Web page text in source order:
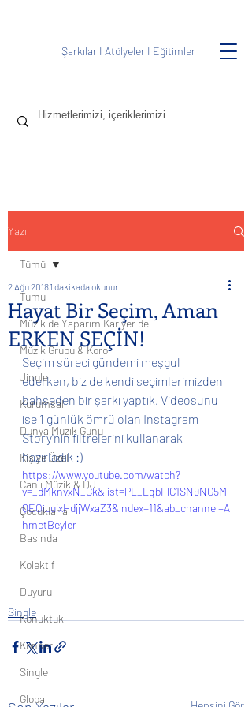
Şarkılar I Atölyeler I Eğitimler
Yazı
Tümü
Müzik de Yaparım Kariyer de
Müzik Grubu & Koro
Jingle
Kurumsal
Dünya Müzik Günü
Kişiye Özel
Canlı Müzik & DJ
Çocuklarla
Basında
Kolektif
Duyuru
Konuktuk
Konser
Single
Global
Tümü
Hayat Bir Seçim, Aman
ERKEN SEÇİN!
2 Ağu 20181 dakikada okunur
Seçim süreci gündemi meşgul
ederken, biz de kendi seçimlerimizden
bahseden bir şarkı yaptık. Videosunu
ise 1 günlük ömrü olan Instagram
Story'nin filtrelerini kullanarak
hazırladık :)
https://www.youtube.com/watch?
v=_dMknvxN_Ck&list=PL_LqbFlC1SN9NG5M
QEOi_ujxHdjjWxaZ3&index=11&ab_channel=A
hmetBeyler
Single